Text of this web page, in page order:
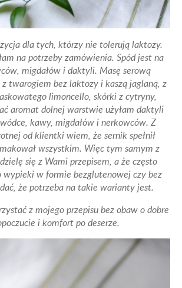
dla tych, którzy nie tolerują laktozy.
na potrzeby zamówienia. Spód jest na
migdałów i daktyli. Masę serową
z twarogiem bez laktozy i kaszą jaglaną, z
limoncello, skórki z cytryny,
aromat dolnej warstwie użyłam daktyli
kawy, migdałów i nerkowców. Z
od klientki wiem, że sernik spełnił
wszystkim. Więc tym samym z
się z Wami przepisem, a że często
wypieki w formie bezglutenowej czy bez
że potrzeba na takie warianty jest.
z mojego przepisu bez obaw o dobre
i komfort po deserze.